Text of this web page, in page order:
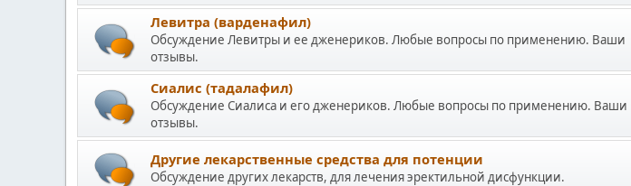
Левитра (варденафил)
Обсуждение Левитры и ее дженериков. Любые вопросы по применению. Ваши
отзывы.
Сиалис (тадалафил)
Обсуждение Сиалиса и его дженериков. Любые вопросы по применению. Ваши
отзывы.
Другие лекарственные средства для потенции
Обсуждение других лекарств, для лечения эректильной дисфункции.